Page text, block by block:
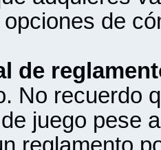
de
de
No recuerdo
juego pese